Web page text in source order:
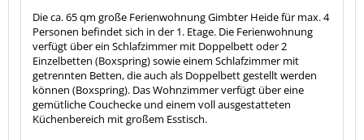
Die ca. 65 qm große Ferienwohnung Gimbter Heide für max. 4
Personen befindet sich in der 1. Etage. Die Ferienwohnung
verfügt über ein Schlafzimmer mit Doppelbett oder 2
Einzelbetten (Boxspring) sowie einem Schlafzimmer mit
getrennten Betten, die auch als Doppelbett gestellt werden
können (Boxspring). Das Wohnzimmer verfügt über eine
gemütliche Couchecke und einem voll ausgestatteten
Küchenbereich mit großem Esstisch.